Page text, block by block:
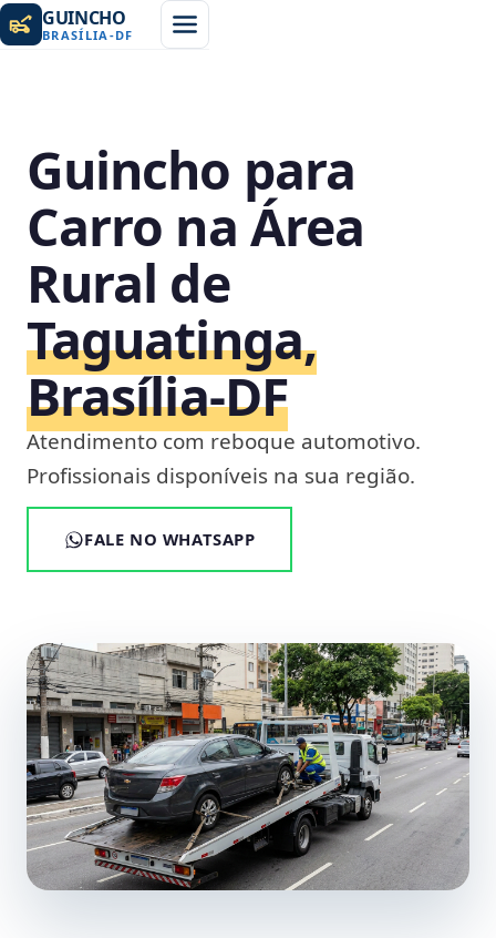
GUINCHO
BRASÍLIA -DF
Guincho para
Carro na Área
Rural de
Taguatinga,
Brasília‑DF
Atendimento com reboque automotivo.
Profissionais disponíveis na sua região.
FALE NO WHATSAPP